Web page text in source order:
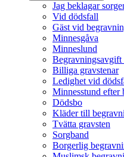
Jag beklagar
Vid dödsfall
Gäst vid
Minnesgåva
Minneslund
Begravningsavgift
Billiga gravstenar
Ledighet vid
Minnesstund efter
Dödsbo
Kläder till
Tvätta gravsten
Sorgband
Borgerlig